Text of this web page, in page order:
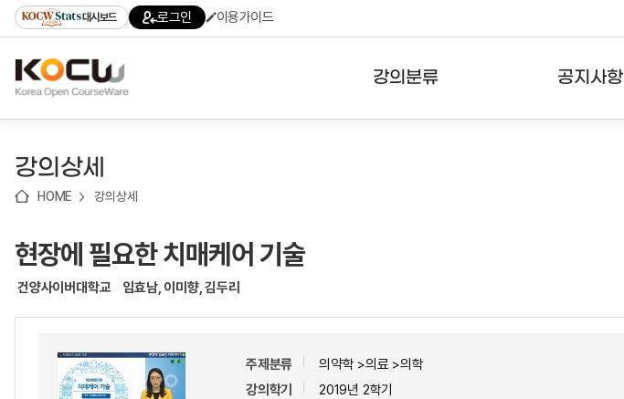
기
기
기
content)
가
대시보드 로그인 이용가이드
강의분류 공지사항
강의상세
HOME 강의상세
현장에 필요한 치매케어 기술
건양사이버대학교 임효남, 이미향, 김두리
주제분류
의약학 >의료 >의학
강의학기
2019년 2학기